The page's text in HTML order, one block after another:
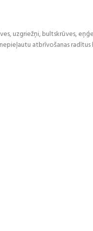
uzgriežņi, bultskrūves,
atbrīvošanas radītus